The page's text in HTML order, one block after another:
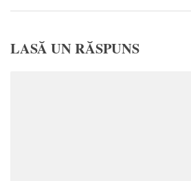
LASĂ UN RĂSPUNS